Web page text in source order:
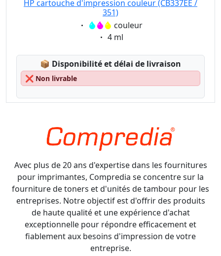
HP cartouche d'impression couleur (CB337EE /
351)
Eigenschaft:couleur
Eigenschaft:
4 ml
📦 Lagerstatus:
Disponibilité et délai de livraison
❌ Non livrable
Avec plus de 20 ans d'expertise dans les fournitures
pour imprimantes, Compredia se concentre sur la
fourniture de toners et d'unités de tambour pour les
entreprises. Notre objectif est d'offrir des produits
de haute qualité et une expérience d'achat
exceptionnelle pour répondre efficacement et
fiablement aux besoins d'impression de votre
entreprise.